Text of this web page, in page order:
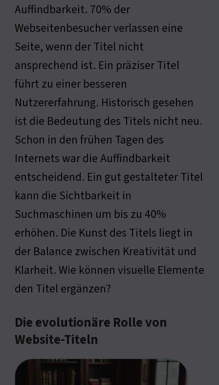
Auffindbarkeit. 70% der
Webseitenbesucher verlassen eine
Seite, wenn der Titel nicht
ansprechend ist. Ein präziser Titel
führt zu einer besseren
Nutzererfahrung. Historisch gesehen
ist die Bedeutung des Titels nicht neu.
Schon in den frühen Tagen des
Internets war die Auffindbarkeit
entscheidend. Ein gut gestalteter Titel
kann die Sichtbarkeit in
Suchmaschinen um bis zu 40%
erhöhen. Die Kunst des Titels liegt in
der Balance zwischen Kreativität und
Klarheit. Wie können visuelle Elemente
den Titel ergänzen?
Die evolutionäre Rolle von
Website-Titeln